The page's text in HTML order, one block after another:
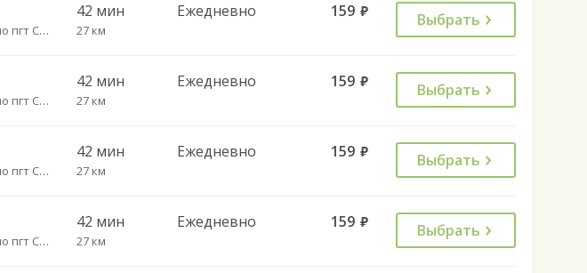
Мурыгино пгт Сады
42 мин
27 км
Ежедневно 159 руб. Выбрать
Мурыгино пгт Сады
42 мин
27 км
Ежедневно 159 руб. Выбрать
Мурыгино пгт Сады
42 мин
27 км
Ежедневно 159 руб. Выбрать
Мурыгино пгт Сады
42 мин
27 км
Ежедневно 159 руб. Выбрать